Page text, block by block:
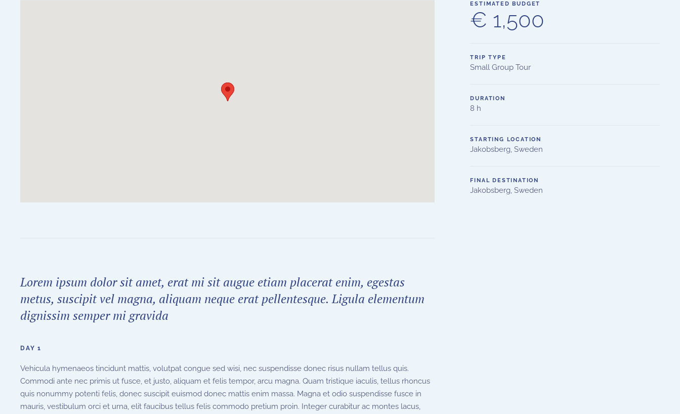
Lorem ipsum dolor sit amet, erat mi sit augue etiam placerat enim, egestas
metus, suscipit vel magna, aliquam neque erat pellentesque. Ligula elementum
dignissim semper mi gravida
DAY 1
Vehicula hymenaeos tincidunt mattis, volutpat congue sed wisi, nec suspendisse donec risus nullam tellus quis.
Commodi ante nec primis ut fusce, et justo, aliquam et felis tempor, arcu magna. Quam tristique iaculis, tellus rhoncus
quis nonummy potenti felis, donec suscipit euismod donec mattis enim massa. Magna et odio suspendisse fusce in
mauris, vestibulum orci et urna, elit faucibus tellus felis commodo pretium proin. Integer curabitur ac montes lacus,
ESTIMATED BUDGET
€ 1,500
TRIP TYPE
Small Group Tour
DURATION
8 h
STARTING LOCATION
Jakobsberg, Sweden
FINAL DESTINATION
Jakobsberg, Sweden